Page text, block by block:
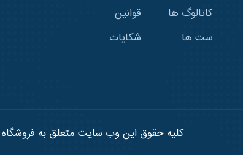
کاتالوگ ها
ست ها
قوانین
شکایات
کلیه حقوق این وب سایت متعلق به فروشگاه Alpine Shop می باشد